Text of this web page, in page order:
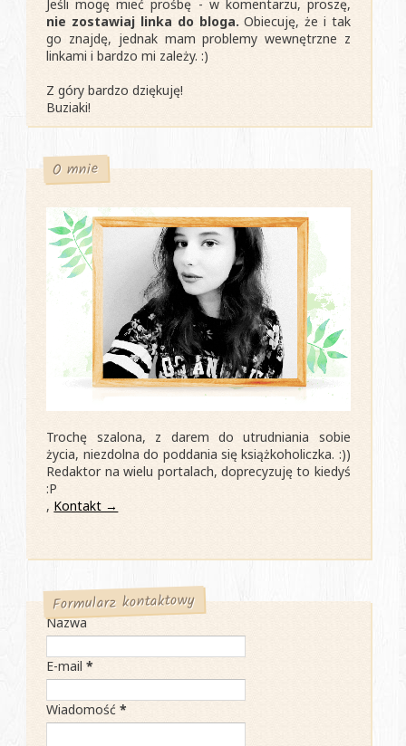
Jeśli mogę mieć prośbę - w komentarzu, proszę,
nie zostawiaj linka do bloga. Obiecuję, że i tak
go znajdę, jednak mam problemy wewnętrzne z
linkami i bardzo mi zależy. :)
Z góry bardzo dziękuję!
Buziaki!
O mnie
Trochę szalona, z darem do utrudniania sobie
życia, niezdolna do poddania się książkoholiczka. :))
Redaktor na wielu portalach, doprecyzuję to kiedyś
:P
, Kontakt →
Formularz kontaktowy
Nazwa
E-mail*
Wiadomość*